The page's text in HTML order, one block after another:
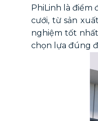
PhiLinh là điểm
cưới, từ sản
nghiệm tốt
chọn lựa đúng